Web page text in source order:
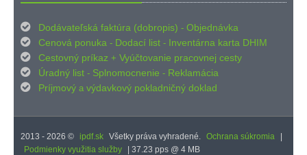
 Dodávateľská faktúra (dobropis) - Objednávka

Cenová ponuka - Dodací list - Inventárna karta DHIM

Cestovný príkaz + Vyúčtovanie pracovnej cesty

Úradný list - Splnomocnenie - Reklamácia

Príjmový a výdavkový pokladničný doklad
2013 - 2026 © ipdf.sk Všetky práva vyhradené. Ochrana súkromia
Podmienky využitia služby
| 37.23 pps @ 4 MB